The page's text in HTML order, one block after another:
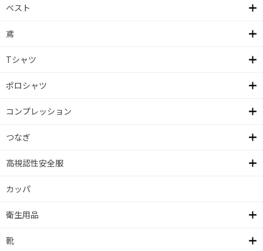
ベスト
鳶
Tシャツ
ポロシャツ
コンプレッション
つなぎ
高視認性安全服
カッパ
衛生用品
靴